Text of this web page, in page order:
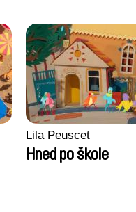
Lila Peuscet
Hned po škole